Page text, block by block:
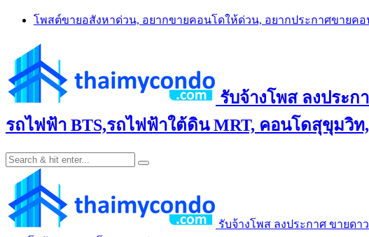
Skip
โพสต์ขายอสังหาด่วน, อยากขายคอนโดให้ด่วน, อยากประกาศขายค
รับจ้างโพส ลงประ
รถไฟฟ้า BTS,รถไฟฟ้าใต้ดิน MRT, คอนโดสุขุมวิ
รับจ้างโพส ลงประกาศ ขายด